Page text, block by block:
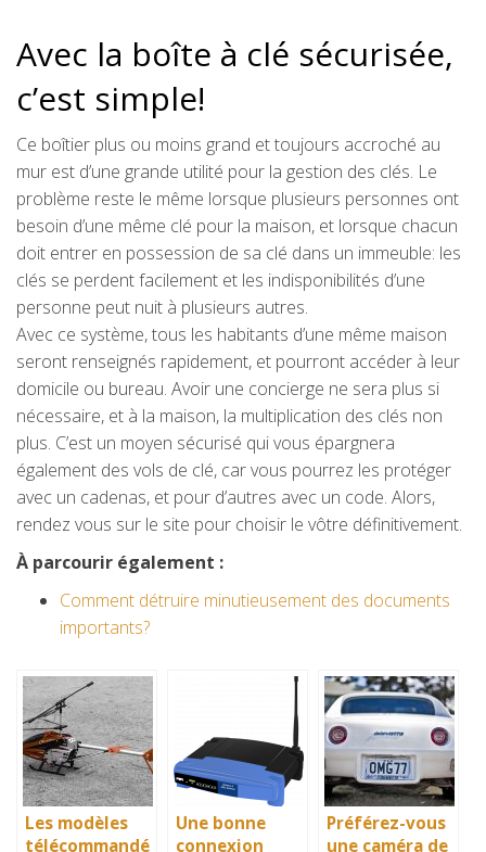
Avec la boîte à clé sécurisée,
c’est simple!
Ce boîtier plus ou moins grand et toujours accroché au
mur est d’une grande utilité pour la gestion des clés. Le
problème reste le même lorsque plusieurs personnes ont
besoin d’une même clé pour la maison, et lorsque chacun
doit entrer en possession de sa clé dans un immeuble: les
clés se perdent facilement et les indisponibilités d’une
personne peut nuit à plusieurs autres.
Avec ce système, tous les habitants d’une même maison
seront renseignés rapidement, et pourront accéder à leur
domicile ou bureau. Avoir une concierge ne sera plus si
nécessaire, et à la maison, la multiplication des clés non
plus. C’est un moyen sécurisé qui vous épargnera
également des vols de clé, car vous pourrez les protéger
avec un cadenas, et pour d’autres avec un code. Alors,
rendez vous sur le site pour choisir le vôtre définitivement.
À parcourir également :
Comment détruire minutieusement des documents
importants?
Les modèles
télécommandé
Une bonne
connexion
Préférez-vous
une caméra de